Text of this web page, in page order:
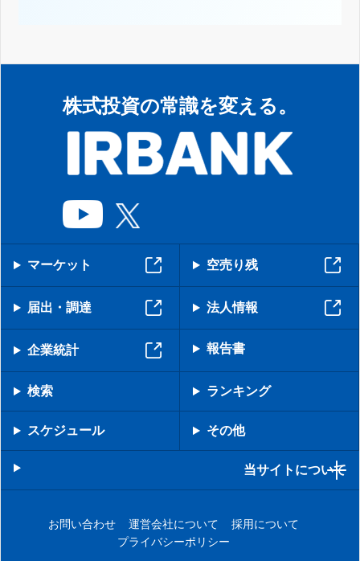
株式投資の常識を変える。
マーケット 空売り残
届出・調達 法人情報
企業統計 報告書
検索 ランキング
スケジュール その他
当サイトについて
お問い合わせ 運営会社について
採用について
プライバシーポリシー